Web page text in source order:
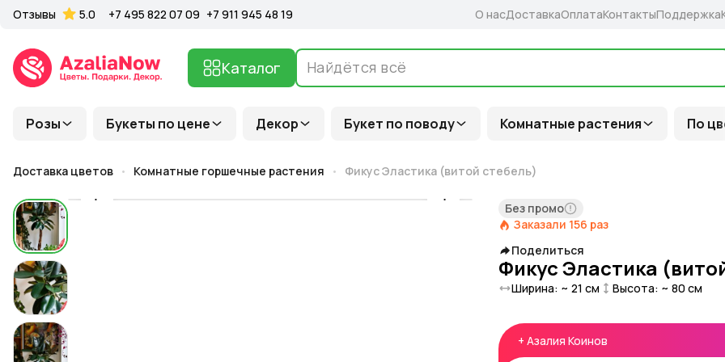
Розы Букеты по цене Декор Букет по поводу Комнатные растения По
Каталог
Отзывы 5.0 +7 495 822 07 09 +7 911 945 48 19 О насДоставкаОплатаКонтактыПоддержка
Доставка цветов Комнатные горшечные растения Фикус Эластика (витой стебель)
Без промо
Заказали 156 раз
Поделиться
Фикус Эластика
Ширина: ~ 21 см Высота: ~ 80 см
+ Азалия Коинов